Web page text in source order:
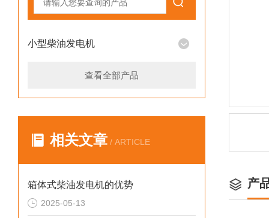
小型柴油发电机
查看全部产品
相关文章 / ARTICLE
箱体式柴油发电机的优势
2025-05-13
产